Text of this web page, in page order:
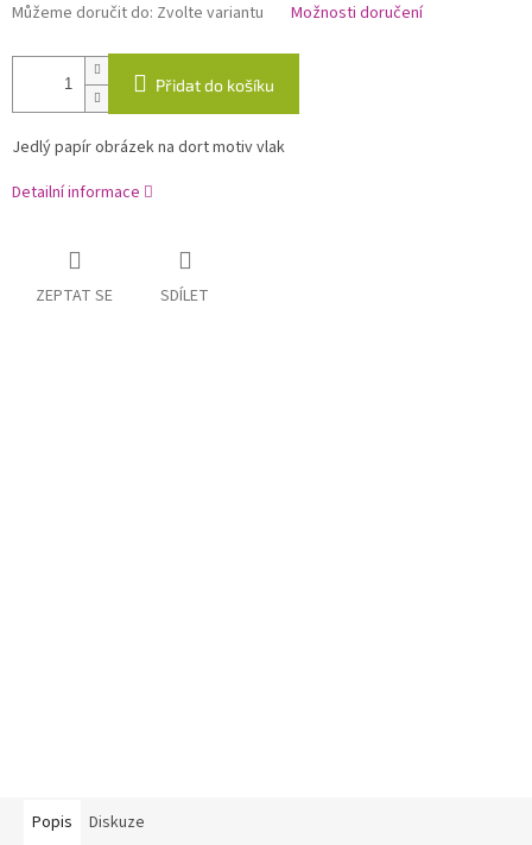
Můžeme doručit do: Zvolte variantu Možnosti doručení
Přidat do košíku
Jedlý papír obrázek na dort motiv vlak
Detailní informace
ZEPTAT SE SDÍLET
Popis Diskuze